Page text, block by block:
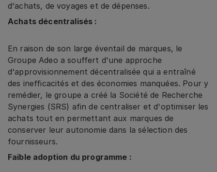
d'achats, de voyages et de dépenses.
Achats décentralisés :
En raison de son large éventail de marques, le
Groupe Adeo a souffert d'une approche
d'approvisionnement décentralisée qui a entraîné
des inefficacités et des économies manquées. Pour y
remédier, le groupe a créé la Société de Recherche
Synergies (SRS) afin de centraliser et d'optimiser les
achats tout en permettant aux marques de
conserver leur autonomie dans la sélection des
fournisseurs.
Faible adoption du programme :